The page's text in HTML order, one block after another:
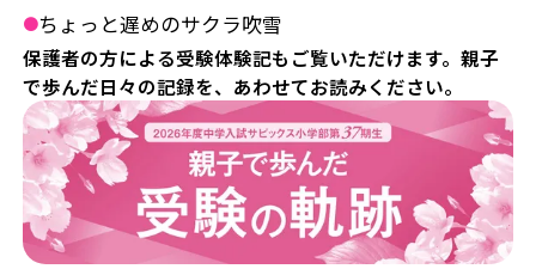
●ちょっと遅めのサクラ吹雪
保護者の方による受験体験記もご覧いただけます。親子
で歩んだ日々の記録を、あわせてお読みください。